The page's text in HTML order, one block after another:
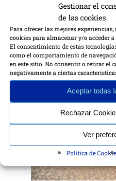
Gestionar el
de las cookies
Para ofrecer las mejores
cookies para almacenar y/o acceder
El consentimiento de estas
como el comportamiento de
en este sitio. No consentir o retirar el
negativamente a ciertas
Aceptar todas
Rechazar
Ver
Politica de
Nuestra Gastronomía
cocina medirerránea,
tradición y elaborada con
alta calidad de una
VISITAR